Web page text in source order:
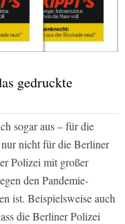
gedruckte
sogar aus – für die
nicht für die Berliner
Polizei mit großer
den Pandemie-
ist. Beispielsweise auch
die Berliner Polizei